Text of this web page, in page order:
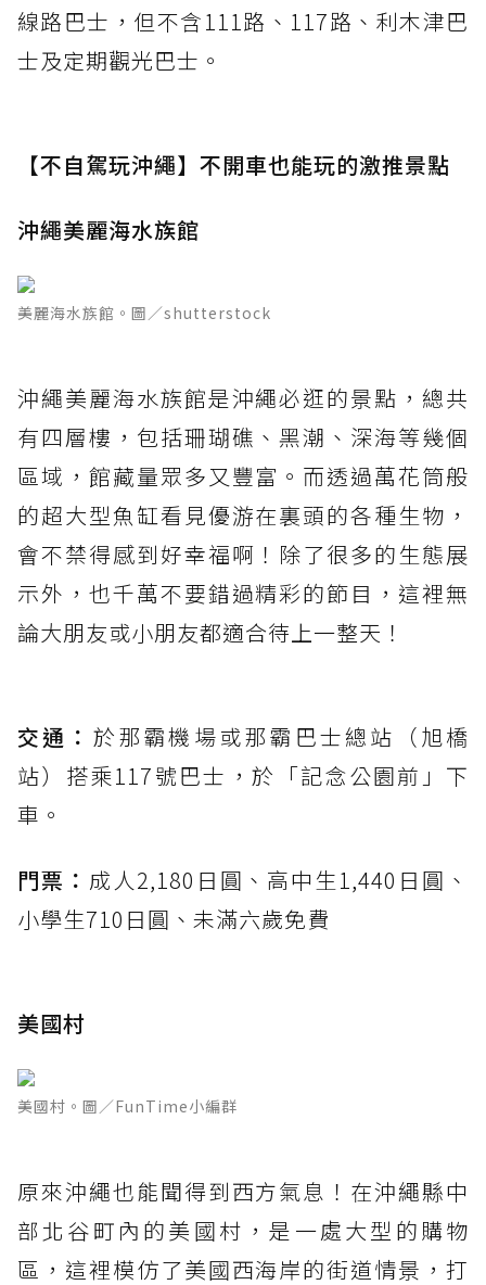
線路巴士，但不含111路、117路、利木津巴
士及定期觀光巴士。
【不自駕玩沖繩】不開車也能玩的激推景點
沖繩美麗海水族館
美麗海水族館。圖／shutterstock
沖繩美麗海水族館是沖繩必逛的景點，總共
有四層樓，包括珊瑚礁、黑潮、深海等幾個
區域，館藏量眾多又豐富。而透過萬花筒般
的超大型魚缸看見優游在裏頭的各種生物，
會不禁得感到好幸福啊！除了很多的生態展
示外，也千萬不要錯過精彩的節目，這裡無
論大朋友或小朋友都適合待上一整天！
交通： 於那霸機場或那霸巴士總站（旭橋
站）搭乘117號巴士，於「記念公園前」下
車。
門票： 成人2,180日圓、高中生1,440日圓、
小學生710日圓、未滿六歲免費
美國村
美國村。圖／FunTime小編群
原來沖繩也能聞得到西方氣息！在沖繩縣中
部北谷町內的美國村，是一處大型的購物
區，這裡模仿了美國西海岸的街道情景，打